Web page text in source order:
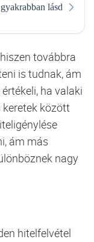
lásd
továbbra
is tudnak, ám
ha valaki
között
ám más
nagy
hitelfelvétel